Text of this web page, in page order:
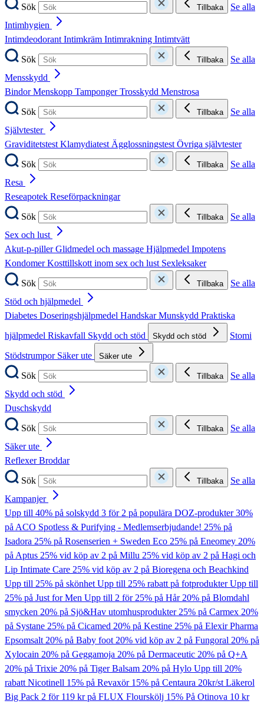
Sök
Tillbaka
Se alla
Intimhygien
IntimdeodorantIntimkräm Intimrakning Intimtvätt
Sök
Tillbaka
Se alla
Mensskydd
BindorMenskopp TampongerTrosskydd Menstrosa
Sök
Tillbaka
Se alla
Självtester
GraviditetstestKlamydiatestÄgglossningstestÖvriga självtester
Sök
Tillbaka
Se alla
Resa
Reseapotek Reseförpackningar
Sök
Tillbaka
Se alla
Sex och lust
Akut-p-pillerGlidmedel och massage Hjälpmedel Impotens
KondomerKosttillskott inom sex och lust Sexleksaker
Sök
Tillbaka
Se alla
Stöd och hjälpmedel
Diabetes Doseringshjälpmedel HandskarMunskydd Praktiska
hjälpmedel Riskavfall Skydd och stöd Skydd och stöd
Stomi
Stödstrumpor Säker ute Säker ute
Sök Tillbaka
Se alla
Skydd och stöd
Duschskydd
Sök
Tillbaka
Se alla
Säker ute
ReflexerBroddar
Sök
Tillbaka
Se alla
Kampanjer
Upp till 40% på solskydd 3 för 2 på populära DOZ-produkter30%
på ACO Spotless & Purifying - Medlemserbjudande! 25% på
Isadora 25% på Rosenserien + Sweden Eco 25% på Eneomey 20%
på Aptus 25% vid köp av 2 på Millu 25% vid köp av 2 på Hagi och
Lip Intimate Care 25% vid köp av 2 på Bioregena och Beachkind
Upp till 25% på skönhetUpp till 25% rabatt på fotprodukterUpp till
25% på Just for Men Upp till 2 för 25% på Hår20% på Blomdahl
smycken 20% på Sjö&Hav utomhusprodukter25% på Carmex 20%
på Systane 25% på Cicamed 20% på Kestine 25% på Elexir Pharma
Epsomsalt20% på Baby foot20% vid köp av 2 på Fungoral 20% på
Xylocain 20% på Geggamoja 20% på Dermaceutic 20% på Q+A
20% på Trixie 20% på Tiger Balsam 20% på Hylo Upp till 20%
rabatt Nicotinell 15% på Revaxör 15% på Centaura 20kr/st Läkerol
Big Pack 2 för 119 kr på FLUX Flourskölj 15% På Otinova 10 kr